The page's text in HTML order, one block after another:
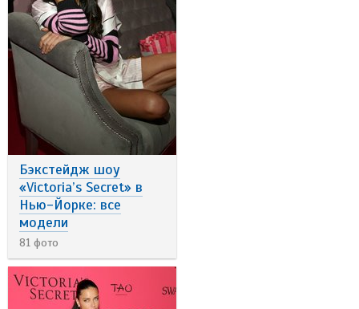
Бэкстейдж шоу
«Victoria’s Secret» в
Нью-Йорке: все
модели
81 фото